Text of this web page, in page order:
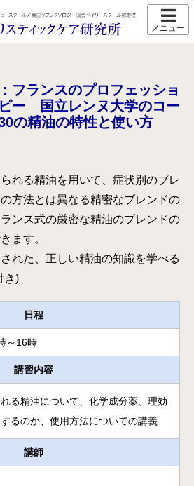
フランスのプロフェッショ
ー 国立レンヌ大学のコー
の精油の特性と使い方
れる精油を用いて、症状別のブレ
方法とは異なる精密なブレンドの
ンス式の厳密な精油のブレンドの
ます。
れた、正しい精油の知識を学べる
き)
日程
～16時
講習内容
る精油について、化学成分薬、理効
るのか、使用方法についての講義
講師
マテラピーコース【2026年5月開
療アロマテラピーコース【2026年5
とタッチを用いるケアラー養成コ
ロジーコースご案内
ース（オンライン）
ロマ通信教育